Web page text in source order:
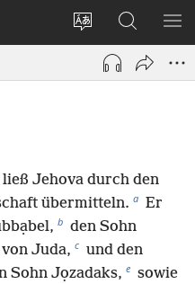
Websitesprache
ändern
Anmelden
(öffnet
Fenster)
Suche
ließ Jehova durch den
übermitteln. a Er
b den Sohn
Juda, c und den
Sohn Jọzadaks, e sowie